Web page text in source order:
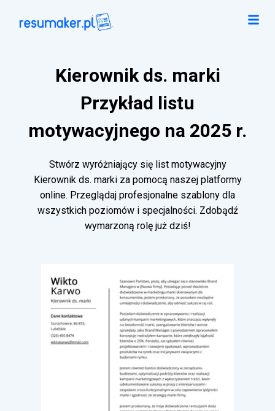
Kierownik ds. marki
Przykład listu
motywacyjnego na 2025 r.
Stwórz wyróżniający się list motywacyjny
Kierownik ds. marki za pomocą naszej platformy
online. Przeglądaj profesjonalne szablony dla
wszystkich poziomów i specjalności. Zdobądź
wymarzoną rolę już dziś!